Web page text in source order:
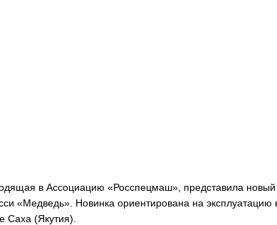
в Ассоциацию «Росспецмаш», представила новый
«Медведь». Новинка ориентирована на эксплуатацию
Саха (Якутия).